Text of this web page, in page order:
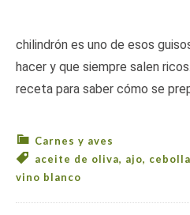
chilindrón es uno de esos
hacer y que siempre salen
receta para saber cómo se
Carnes y aves
aceite de oliva, ajo, cebolla
vino blanco